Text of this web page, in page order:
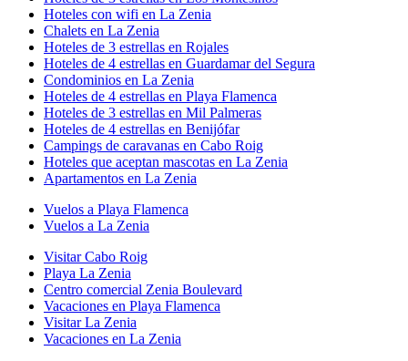
Hoteles con wifi en La Zenia
Chalets en La Zenia
Hoteles de 3 estrellas en Rojales
Hoteles de 4 estrellas en Guardamar del Segura
Condominios en La Zenia
Hoteles de 4 estrellas en Playa Flamenca
Hoteles de 3 estrellas en Mil Palmeras
Hoteles de 4 estrellas en Benijófar
Campings de caravanas en Cabo Roig
Hoteles que aceptan mascotas en La Zenia
Apartamentos en La Zenia
Vuelos a Playa Flamenca
Vuelos a La Zenia
Visitar Cabo Roig
Playa La Zenia
Centro comercial Zenia Boulevard
Vacaciones en Playa Flamenca
Visitar La Zenia
Vacaciones en La Zenia